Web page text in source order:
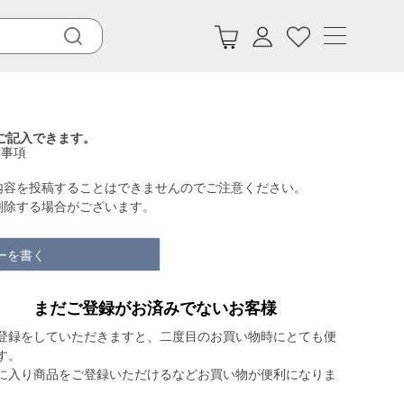
入できます。
項
を投稿することはできませんのでご注意ください。
する場合がございます。
を書く
まだご登録がお済みでないお客様
録をしていただきますと、二度目のお買い物時にとても便
。
入り商品をご登録いただけるなどお買い物が便利になりま